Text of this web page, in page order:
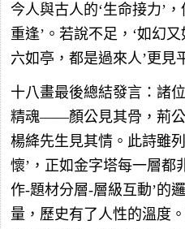
今人與古人的‘生命接力’
重逢’。若說不足，‘如幻
六如亭，都是過來人’更見
十八畫最後總結發言：諸
精魂——顏公見其骨，荊公
楊絳先生見其情。此詩雖列
懷’，正如金字塔每一層都
作-題材分層-層級互動’的
量，歷史有了人性的溫度